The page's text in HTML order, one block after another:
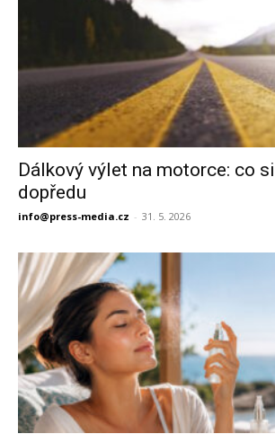
Dálkový výlet na motorce: co
dopředu
info@press-media.cz - 31. 5. 2026